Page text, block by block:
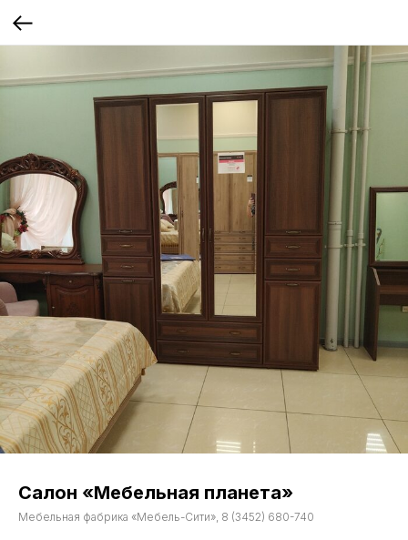
Салон «Мебельная планета»
Мебельная фабрика «Мебель-Сити», 8 (3452) 680-740